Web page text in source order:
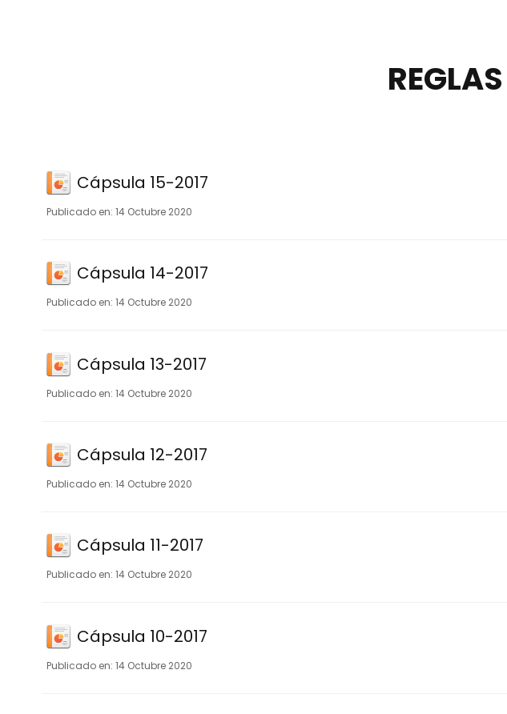
Cápsula 15-2017
14 Octubre 2020
Cápsula 14-2017
14 Octubre 2020
Cápsula 13-2017
14 Octubre 2020
Cápsula 12-2017
14 Octubre 2020
Cápsula 11-2017
14 Octubre 2020
Cápsula 10-2017
14 Octubre 2020